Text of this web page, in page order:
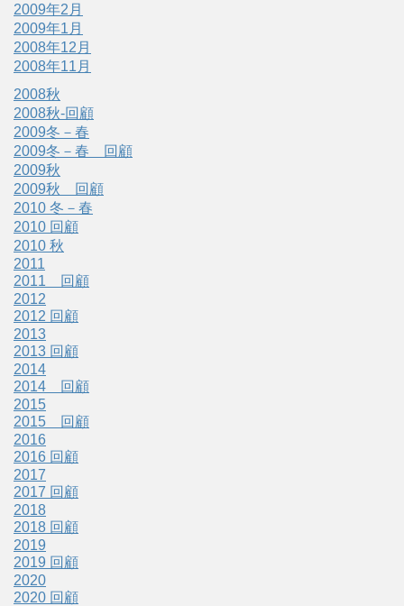
2009年2月
2009年1月
2008年12月
2008年11月
2008秋
2008秋-回顧
2009冬－春
2009冬－春 回顧
2009秋
2009秋 回顧
2010 冬－春
2010 回顧
2010 秋
2011
2011 回顧
2012
2012 回顧
2013
2013 回顧
2014
2014 回顧
2015
2015 回顧
2016
2016 回顧
2017
2017 回顧
2018
2018 回顧
2019
2019 回顧
2020
2020 回顧